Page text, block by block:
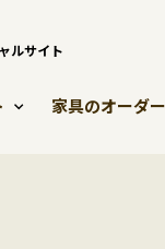
ルサイト
家具のオーダ